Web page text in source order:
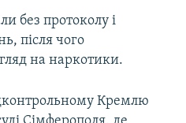
без протоколу і
після чого
на наркотики.
Кремлю